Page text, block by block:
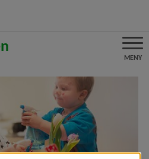
MENY